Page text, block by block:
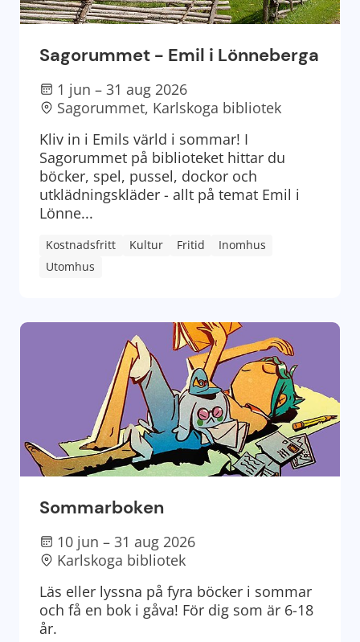
Sagorummet - Emil i Lönneberga
1 jun – 31 aug 2026
Sagorummet, Karlskoga bibliotek
Kliv in i Emils värld i sommar! I
Sagorummet på biblioteket hittar du
böcker, spel, pussel, dockor och
utklädningskläder - allt på temat Emil i
Lönne...
Kostnadsfritt Kultur Fritid
Inomhus
Utomhus
Sommarboken
10 jun – 31 aug 2026
Karlskoga bibliotek
Läs eller lyssna på fyra böcker i sommar
och få en bok i gåva! För dig som är 6-18
år.